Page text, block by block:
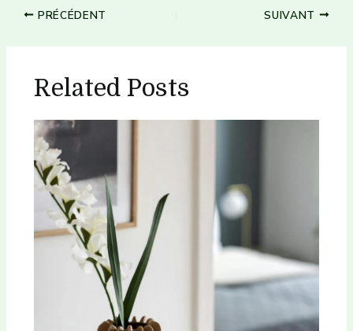
NavigationPRÉCÉDENT SUIVANT
Related Posts